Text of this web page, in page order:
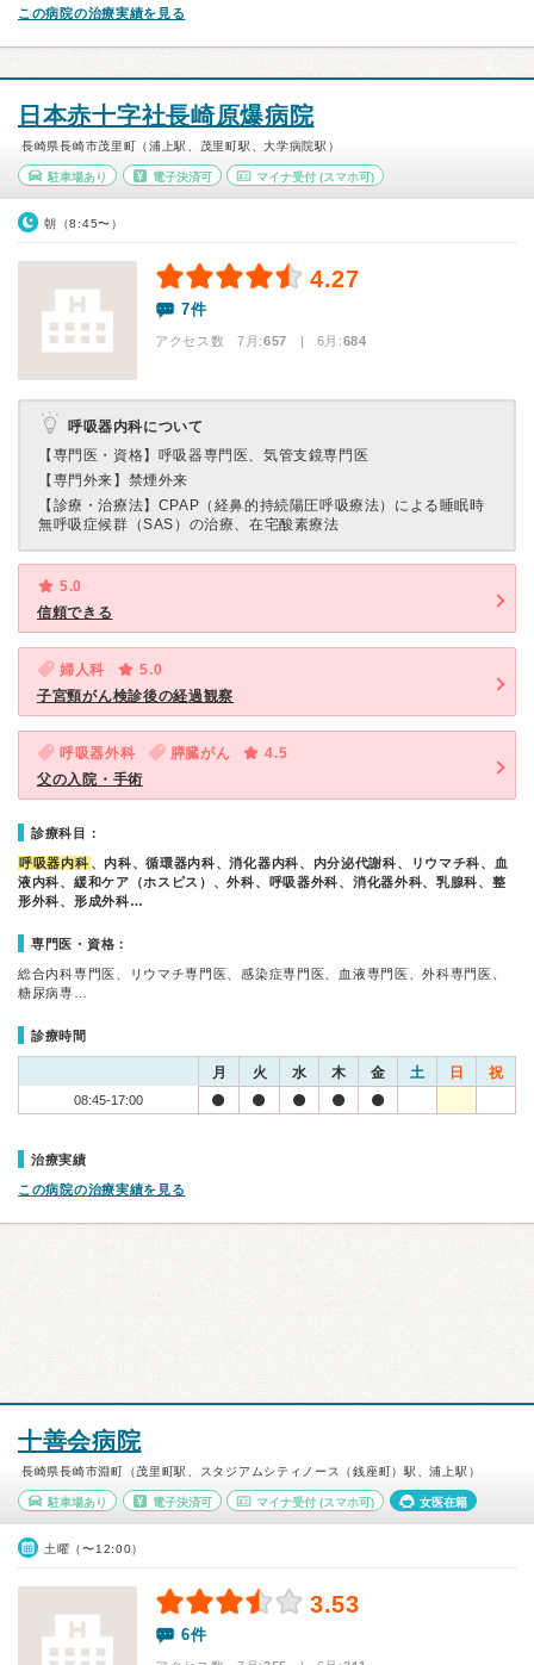
この病院の治療実績を見る
日本赤十字社長崎原爆病院
長崎県長崎市茂里町（浦上駅、茂里町駅、大学病院駅）
駐車場あり 電子決済可 マイナ受付 (スマホ可)
朝（8:45〜）
4.27
7件
アクセス数 7月:657 | 6月:684
呼吸器内科について
【専門医・資格】 呼吸器専門医、気管支鏡専門医
【専門外来】 禁煙外来
【診療・治療法】 CPAP（経鼻的持続陽圧呼吸療法）による睡眠時
無呼吸症候群（SAS）の治療、在宅酸素療法
5.0
信頼できる
婦人科
5.0
子宮頸がん検診後の経過観察
呼吸器外科 膵臓がん
4.5
父の入院・手術
診療科目：
呼吸器内科 、内科、循環器内科、消化器内科、内分泌代謝科、リウマチ科、血
液内科、緩和ケア（ホスピス）、外科、呼吸器外科、消化器外科、乳腺科、整
形外科、形成外科…
専門医・資格：
総合内科専門医、リウマチ専門医、感染症専門医、血液専門医、外科専門医、
糖尿病専…
診療時間
月 火 水 木 金 土 日 祝
08:45-17:00
治療実績
この病院の治療実績を見る
十善会病院
長崎県長崎市淵町（茂里町駅、スタジアムシティノース（銭座町）駅、浦上駅）
駐車場あり 電子決済可 マイナ受付 (スマホ可) 女医在籍
土曜（〜12:00）
3.53
6件